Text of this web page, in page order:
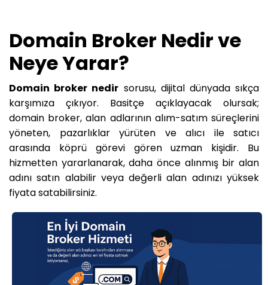
Domain Broker Nedir ve
Neye Yarar?
Domain broker nedir sorusu, dijital dünyada sıkça
karşımıza çıkıyor. Basitçe açıklayacak olursak;
domain broker, alan adlarının alım-satım süreçlerini
yöneten, pazarlıklar yürüten ve alıcı ile satıcı
arasında köprü görevi gören uzman kişidir. Bu
hizmetten yararlanarak, daha önce alınmış bir alan
adını satın alabilir veya değerli alan adınızı yüksek
fiyata satabilirsiniz.